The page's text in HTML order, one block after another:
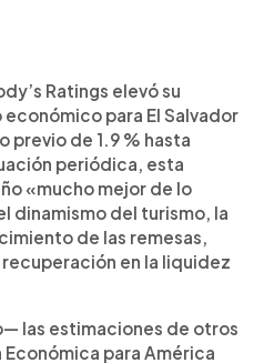
un crecimiento
lo esperado en 2025.
elevó su
% a 3.3 %, gracias al
el aumento
en seguridad. Esta
del Banco Mundial,
2.5 % y 2.8 %.
se modere en 2026,
base más fuerte. La
recuperación en la
Ratings elevó su
para El Salvador
previo de 1.9 % hasta
periódica, esta
«mucho mejor de lo
dinamismo del turismo, la
de las remesas,
en la liquidez
las estimaciones de otros
para América